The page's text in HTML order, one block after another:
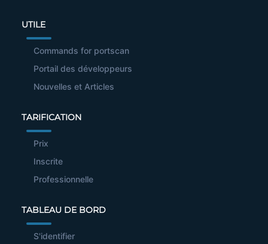
UTILE
Commands for portscan
Portail des développeurs
Nouvelles et Articles
TARIFICATION
Prix
Inscrite
Professionnelle
TABLEAU DE BORD
S'identifier